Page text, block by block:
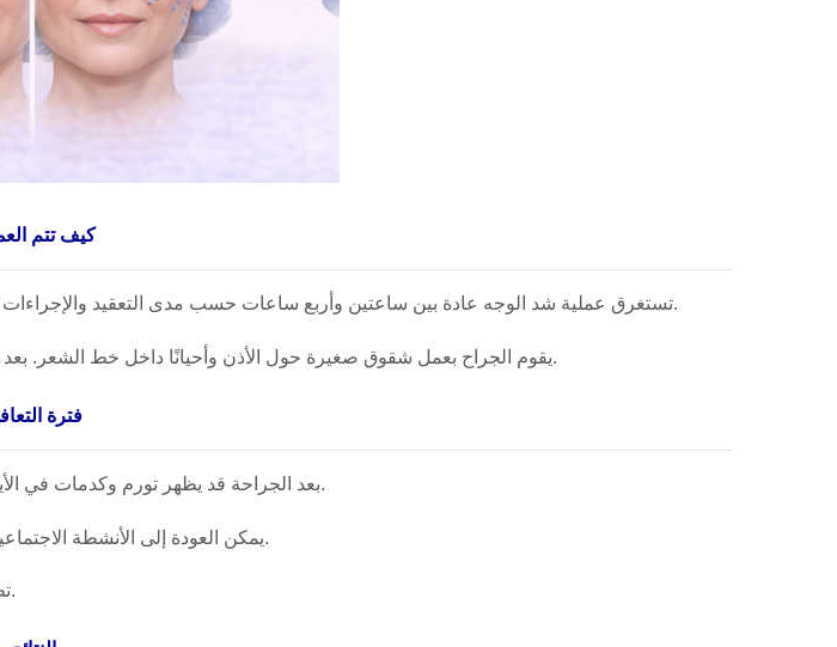
كيف تتم
تستغرق عملية شد الوجه عادة بين ساعتين وأربع ساعات حسب مدى التعقيد والإجراءات الإضافية المصاحبة. يتم إجراء العملية عادة تحت التخدير العام أو التخدير الوريدي العميق.
يقوم الجراح بعمل شقوق صغيرة حول الأذن وأحيانًا داخل خط الشعر. بعد ذلك يتم رفع الأنسجة العميقة وإعادة تموضعها وإزالة الجلد الزائد ثم إغلاق الشقوق بعناية.
فترة
بعد الجراحة قد يظهر تورم وكدمات في الأيام الأولى وهو أمر طبيعي. يبدأ معظم المرضى في الشعور بالتحسن بعد حوالي أسبوعين.
يمكن العودة إلى الأنشطة الاجتماعية عادة بعد أسبوعين إلى ثلاثة أسابيع، بينما يجب تجنب التمارين الشديدة لمدة شهر تقريبًا.
تظهر النتائج النهائية تدريجيًا خلال الأشهر التالية عندما يختفي التورم تمامًا وتستقر الأنسجة.